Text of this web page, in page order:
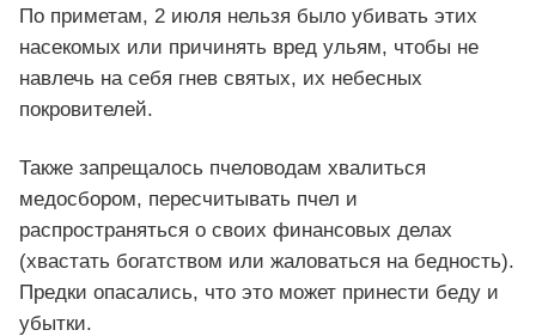
По приметам, 2 июля нельзя было убивать этих
насекомых или причинять вред ульям, чтобы не
навлечь на себя гнев святых, их небесных
покровителей.
Также запрещалось пчеловодам хвалиться
медосбором, пересчитывать пчел и
распространяться о своих финансовых делах
(хвастать богатством или жаловаться на бедность).
Предки опасались, что это может принести беду и
убытки.